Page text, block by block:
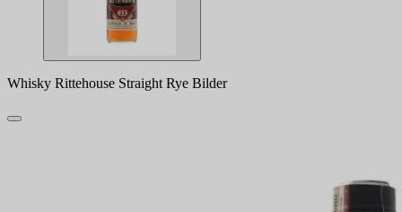
Whisky Rittehouse Straight Rye Bilder